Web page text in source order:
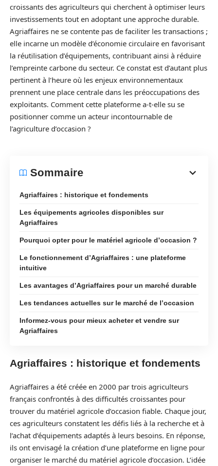
croissants des agriculteurs qui cherchent à optimiser leurs
investissements tout en adoptant une approche durable.
Agriaffaires ne se contente pas de faciliter les transactions ;
elle incarne un modèle d’économie circulaire en favorisant
la réutilisation d’équipements, contribuant ainsi à réduire
l’empreinte carbone du secteur. Ce constat est d’autant plus
pertinent à l’heure où les enjeux environnementaux
prennent une place centrale dans les préoccupations des
exploitants. Comment cette plateforme a-t-elle su se
positionner comme un acteur incontournable de
l’agriculture d’occasion ?
Sommaire
Agriaffaires : historique et fondements
Les équipements agricoles disponibles sur
Agriaffaires
Pourquoi opter pour le matériel agricole d’occasion ?
Le fonctionnement d’Agriaffaires : une plateforme
intuitive
Les avantages d’Agriaffaires pour un marché durable
Les tendances actuelles sur le marché de l’occasion
Informez-vous pour mieux acheter et vendre sur
Agriaffaires
Agriaffaires : historique et fondements
Agriaffaires a été créée en 2000 par trois agriculteurs
français confrontés à des difficultés croissantes pour
trouver du matériel agricole d’occasion fiable. Chaque jour,
ces agriculteurs constatent les défis liés à la recherche et à
l’achat d’équipements adaptés à leurs besoins. En réponse,
ils ont envisagé la création d’une plateforme en ligne pour
organiser le marché du matériel agricole d’occasion. L’idée